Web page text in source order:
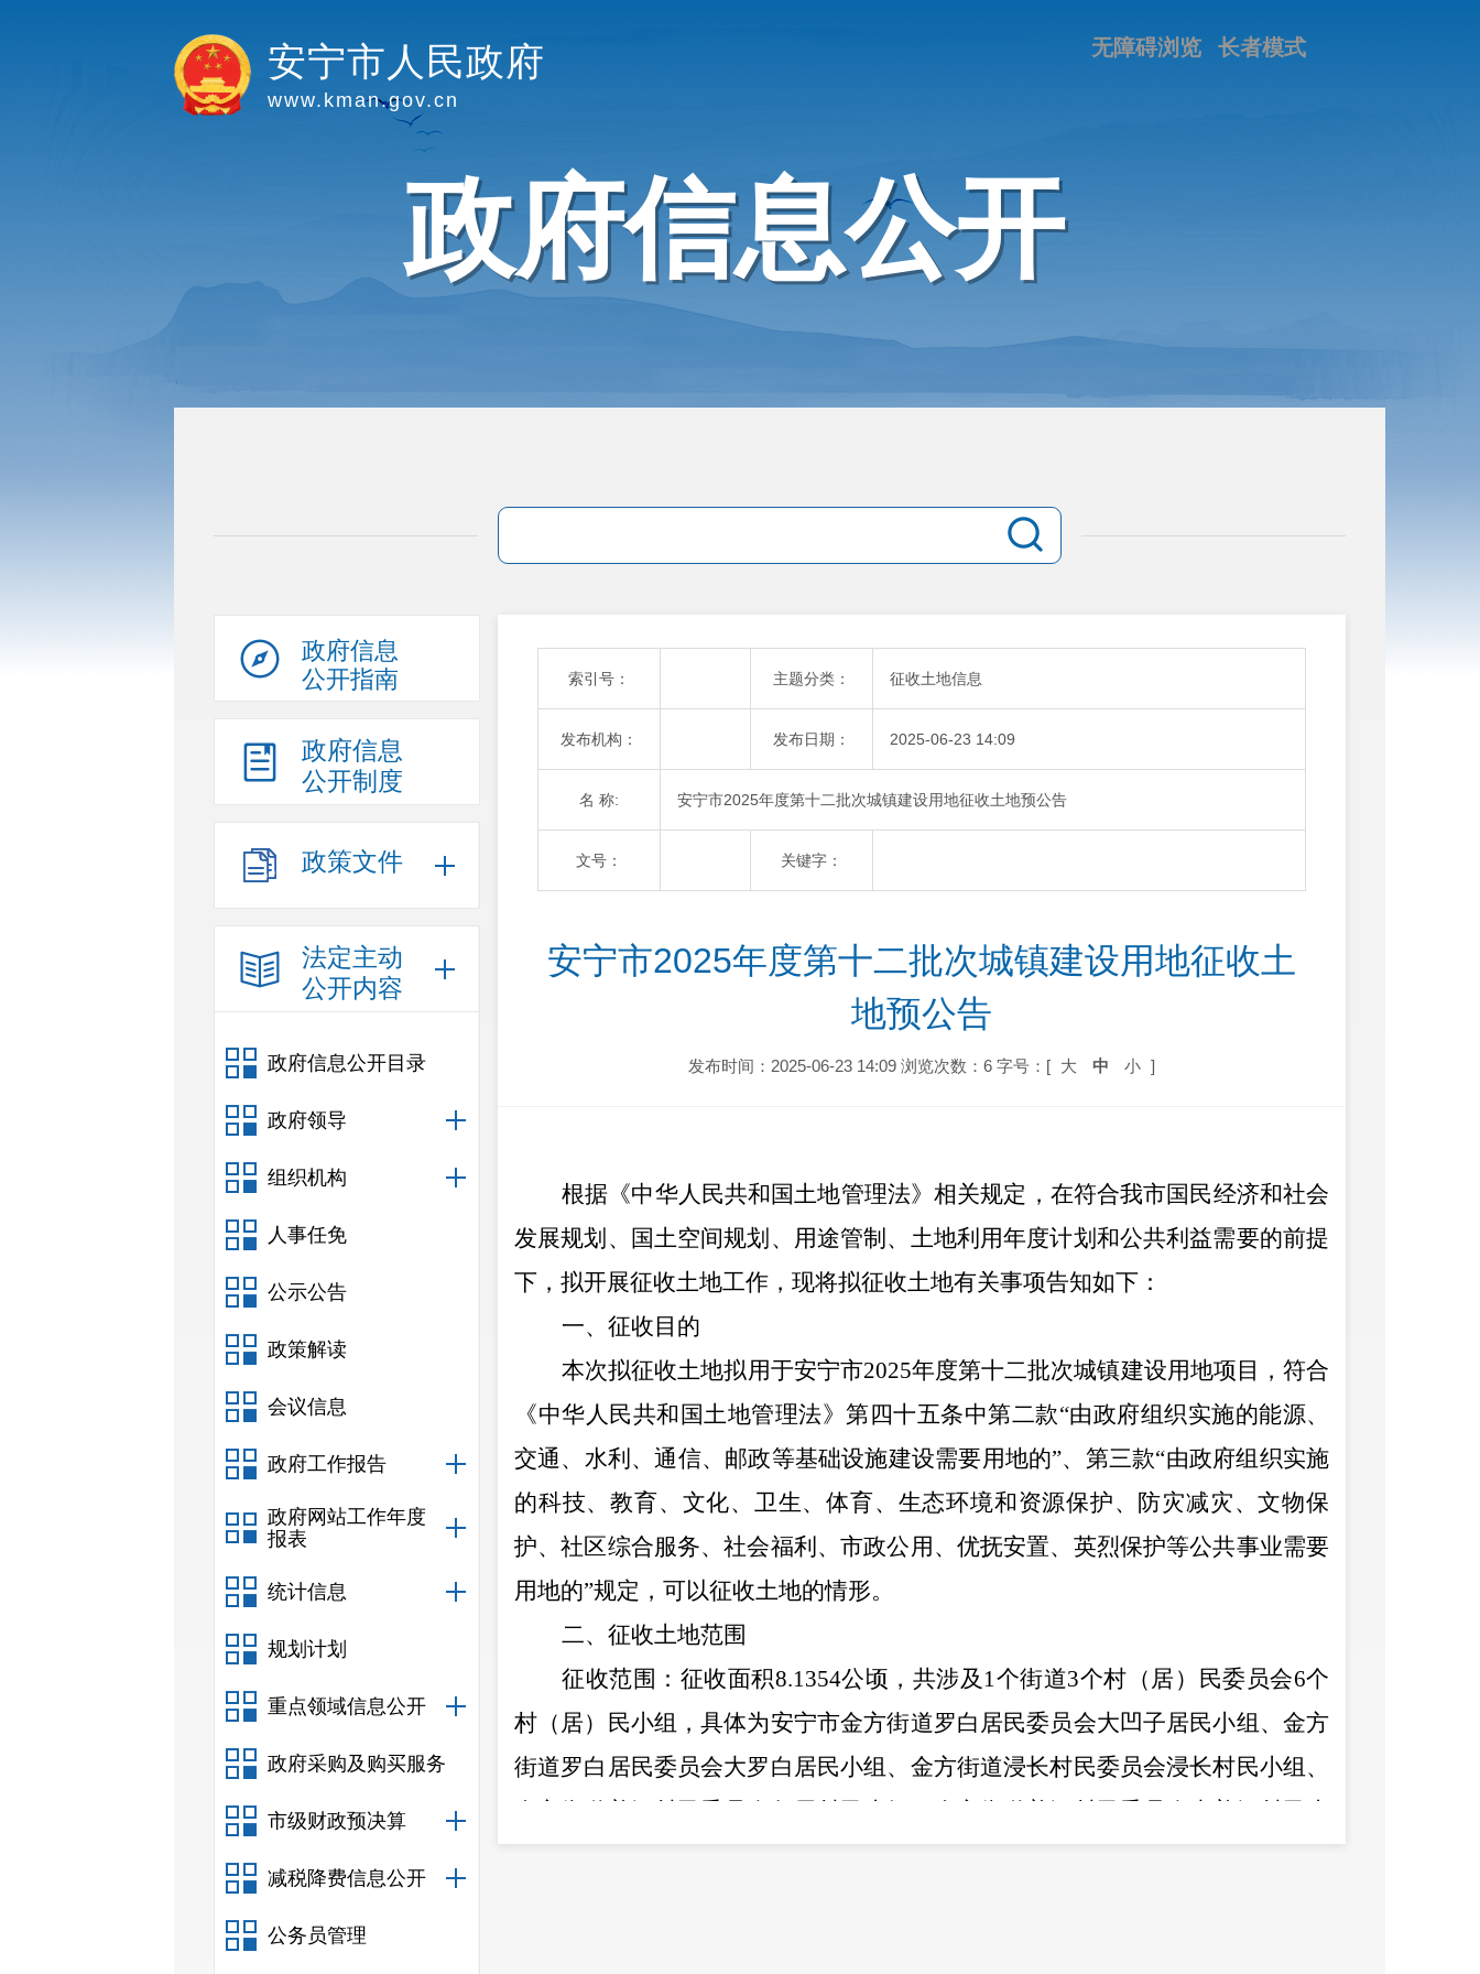
长者模式
无障碍浏览
安宁市人民政府
www.kman.gov.cn
政府信息公开
政府信息
公开指南
政府信息
公开制度
政策文件
法定主动
公开内容
政府信息公开目录
政府领导
组织机构
人事任免
公示公告
政策解读
会议信息
政府工作报告
政府网站工作年度
报表
统计信息
规划计划
重点领域信息公开
政府采购及购买服务
市级财政预决算
减税降费信息公开
公务员管理
索引号： 主题分类： 征收土地信息
发布机构： 发布日期： 2025-06-23 14:09
名 称: 安宁市2025年度第十二批次城镇建设用地征收土地预公告
文号： 关键字：
安宁市2025年度第十二批次城镇建设用地征收土
地预公告
发布时间：2025-06-23 14:09 浏览次数：6 字号：[ 大 中 小 ]
根据《中华人民共和国土地管理法》相关规定，在符合我市国民经济和社会
发展规划、国土空间规划、用途管制、土地利用年度计划和公共利益需要的前提
下，拟开展征收土地工作，现将拟征收土地有关事项告知如下：
一、征收目的
本次拟征收土地拟用于安宁市2025年度第十二批次城镇建设用地项目， 符合
《中华人民共和国土地管理法》第四十五条中第二款“由政府组织实施的能源、
交通、水利、通信、邮政等基础设施建设需要用地的”、第三款“由政府组织实施
的科技、教育、文化、卫生、体育、生态环境和资源保护、防灾减灾、文物保
护、社区综合服务、社会福利、市政公用、优抚安置、英烈保护等公共事业需要
用地的”规定 ， 可以征收土地的情形。
二、征收土地范围
征收范围：征收面积8.1354公顷，共涉及 1个街道3个村 （ 居） 民委员会6个
村 （ 居） 民小组，具体为安宁市金方街道罗白居民委员会大凹子居民小组、金方
街道罗白居民委员会大罗白居民小组、金方街道浸长村民委员会浸长村民小组、